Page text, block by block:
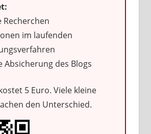
Recherchen
im laufenden
Absicherung des Blogs
5 Euro. Viele kleine
den Unterschied.